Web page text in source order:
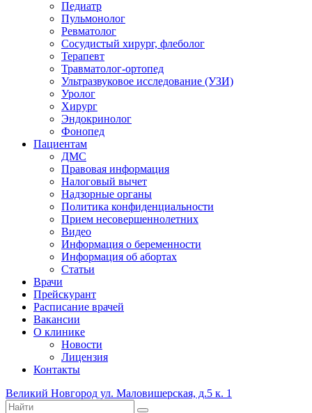
Педиатр
Пульмонолог
Ревматолог
Сосудистый хирург, флеболог
Терапевт
Травматолог-ортопед
Ультразвуковое исследование (УЗИ)
Уролог
Хирург
Эндокринолог
Фонопед
Пациентам
ДМС
Правовая информация
Налоговый вычет
Надзорные органы
Политика конфиденциальности
Прием несовершеннолетних
Видео
Информация о беременности
Информация об абортах
Статьи
Врачи
Прейскурант
Расписание врачей
Вакансии
О клинике
Новости
Лицензия
Контакты
Великий Новгород ул. Маловишерская, д.5 к. 1